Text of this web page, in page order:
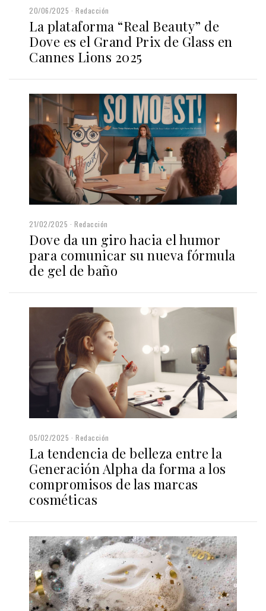
20/06/2025 Redacción
La plataforma “Real Beauty” de
Dove es el Grand Prix de Glass en
Cannes Lions 2025
21/02/2025 Redacción
Dove da un giro hacia el humor
para comunicar su nueva fórmula
de gel de baño
05/02/2025 Redacción
La tendencia de belleza entre la
Generación Alpha da forma a los
compromisos de las marcas
cosméticas